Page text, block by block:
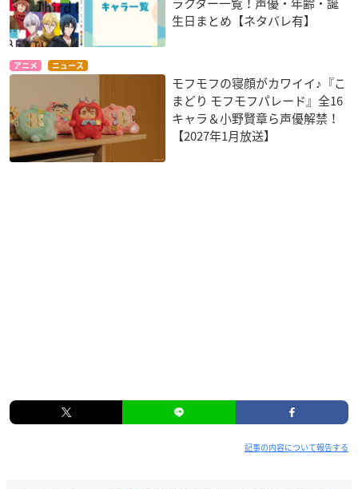
生日まとめ【ネタバレ有】
アニメ ニュース
モフモフの寝顔がカワイイ♪『こ
まどり モフモフパレード』全16
キャラ＆小野賢章ら声優解禁！
【2027年1月放送】
記事の内容について報告する